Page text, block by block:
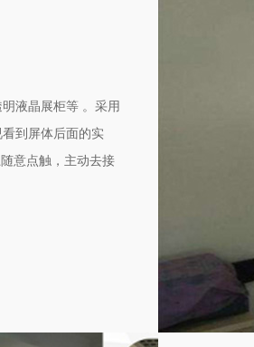
液晶展柜等 。采用
到屏体后面的实
意点触，主动去接
效果，能让更多的